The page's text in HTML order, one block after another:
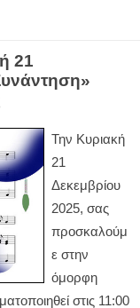
21
Την Κυριακή
21
Δεκεμβρίου
2025, σας
προσκαλούμ
ε στην
όμορφη
στις 11:00